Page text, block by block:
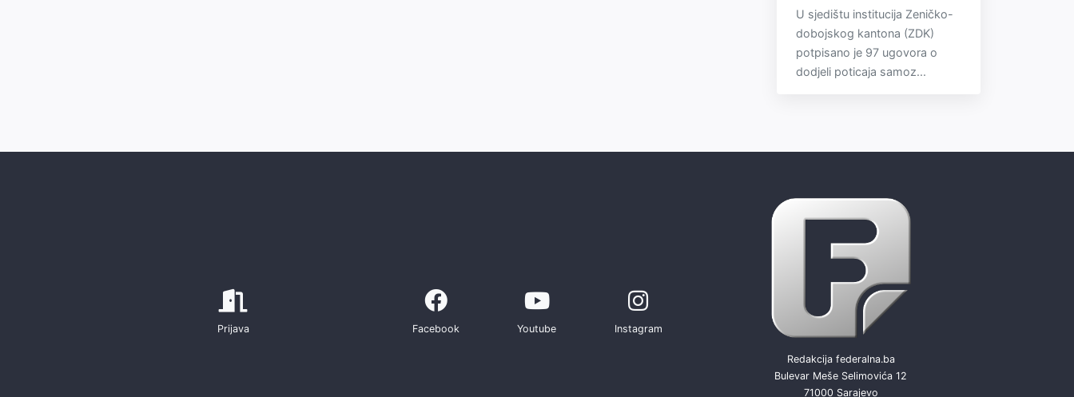
U sjedištu institucija Zeničko-
dobojskog kantona (ZDK)
potpisano je 97 ugovora o
dodjeli poticaja samoz...
Prijava Facebook Youtube Instagram
Redakcija federalna.ba
Bulevar Meše Selimovića 12
71000 Sarajevo